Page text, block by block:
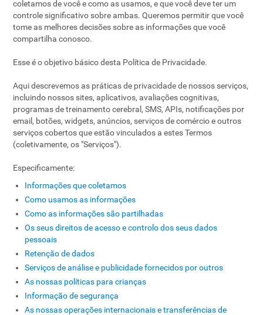
coletamos de você e como as usamos, e que você deve ter um
controle significativo sobre ambas. Queremos permitir que você
tome as melhores decisões sobre as informações que você
compartilha conosco.
Esse é o objetivo básico desta Política de Privacidade.
Aqui descrevemos as práticas de privacidade de nossos serviços,
incluindo nossos sites, aplicativos, avaliações cognitivas,
programas de treinamento cerebral, SMS, APIs, notificações por
email, botões, widgets, anúncios, serviços de comércio e outros
serviços cobertos que estão vinculados a estes Termos
(coletivamente, os "Serviços").
Especificamente:
Informações que coletamos
Como usamos as informações
Como as informações são partilhadas
Os seus direitos de acesso e controlo dos seus dados
pessoais
Retenção de dados
Serviços de análise e publicidade fornecidos por outros
As nossas políticas para crianças
Informação de segurança
As nossas operações internacionais e transferências de